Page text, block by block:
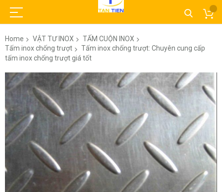
Home VẬT TƯ INOX
TẤM CUỘN INOX
Tấm inox chống trượt
Tấm inox chống trượt: Chuyên cung cấp
tấm inox chống trượt giá tốt
Skip
to
end
of
images
gallery